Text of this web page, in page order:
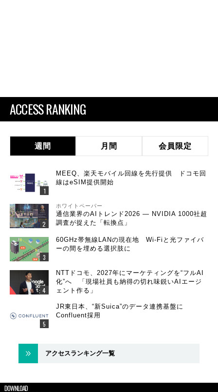
ACCESS RANKING
週間 月間 会員限定
MEEQ、楽天モバイル回線を先行提供 ドコモ回
線はeSIM提供開始
ホワイトペーパー
通信業界のAIトレンド2026 ― NVIDIA 1000社超
調査が捉えた「転換点」
60GHz帯無線LANの現在地 Wi-Fiと光ファイバ
ーの間を埋める選択肢に
NTTドコモ、2027年にマーケティングを“フルAI
化”へ 「現場社員も納得の切れ味鋭いAIエージ
ェント作る」
JR東日本、“新Suica”のデータ連携基盤に
Confluent採用
アクセスランキング一覧
DOWNLOAD